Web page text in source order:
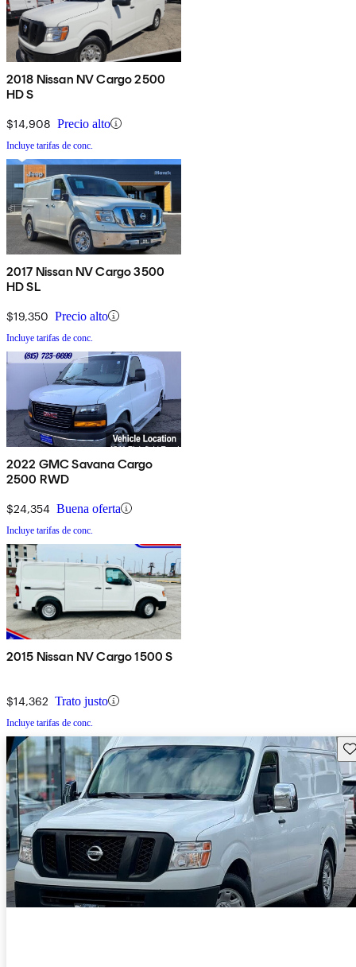
2018 Nissan NV Cargo 2500
HD S
$14,908 Precio alto
Incluye tarifas de conc.
2017 Nissan NV Cargo 3500
HD SL
$19,350 Precio alto
Incluye tarifas de conc.
2022 GMC Savana Cargo
2500 RWD
$24,354 Buena oferta
Incluye tarifas de conc.
2015 Nissan NV Cargo 1500 S
$14,362 Trato justo
Incluye tarifas de conc.